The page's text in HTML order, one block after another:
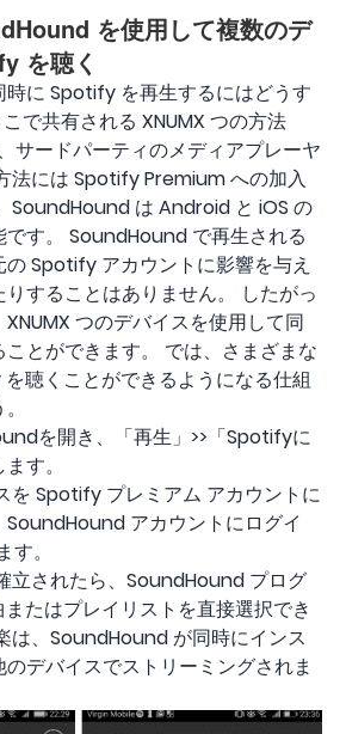
を使用して複数のデ
を聴く
時に Spotify を再生するにはどうす
で共有される XNUMX つの方法
、サードパーティのメディアプレーヤ
法には Spotify Premium への加入
SoundHound は Android と iOS の
です。 SoundHound で再生される
Spotify アカウントに影響を与え
することはありません。 したがっ
つのデバイスを使用して同
とができます。 では、さまざまな
聴くことができるようになる仕組
を開き、「再生」>>「Spotifyに
す。
を Spotify プレミアム アカウントに
SoundHound アカウントにログイ
。
立されたら、SoundHound プログ
たはプレイリストを直接選択でき
は、SoundHound が同時にインス
のデバイスでストリーミングされま